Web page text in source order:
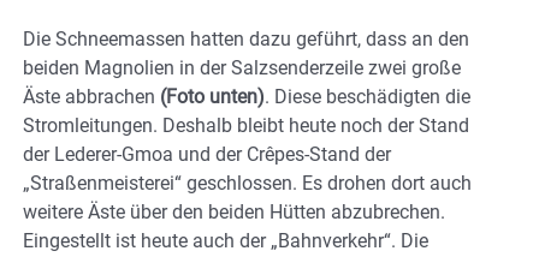
Die Schneemassen hatten dazu geführt, dass an den
beiden Magnolien in der Salzsenderzeile zwei große
Äste abbrachen (Foto unten). Diese beschädigten die
Stromleitungen. Deshalb bleibt heute noch der Stand
der Lederer-Gmoa und der Crêpes-Stand der
„Straßenmeisterei“ geschlossen. Es drohen dort auch
weitere Äste über den beiden Hütten abzubrechen.
Eingestellt ist heute auch der „Bahnverkehr“. Die